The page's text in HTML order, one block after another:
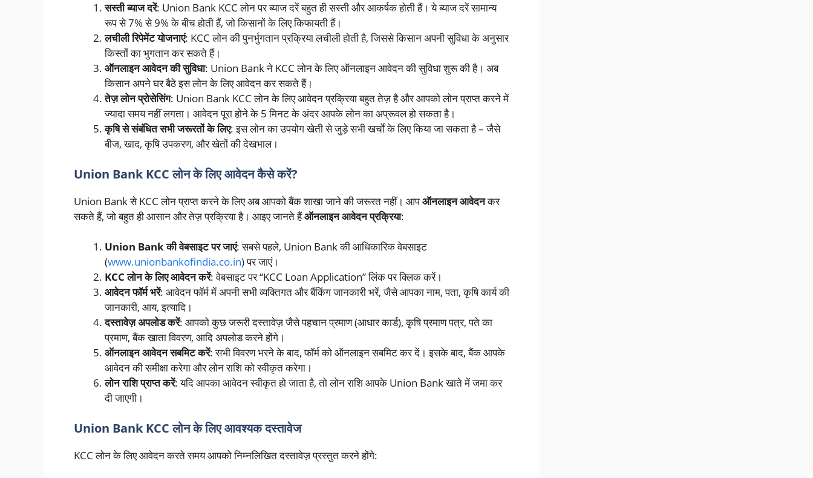
सस्ती ब्याज दरें: Union Bank KCC लोन पर ब्याज दरें बहुत ही सस्ती और आकर्षक होती हैं। ये ब्याज दरें सामान्य
रूप से 7% से 9% के बीच होती हैं, जो किसानों के लिए किफायती हैं।
लचीली रिपेमेंट योजनाएं: KCC लोन की पुनर्भुगतान प्रक्रिया लचीली होती है, जिससे किसान अपनी सुविधा के अनुसार
किस्तों का भुगतान कर सकते हैं।
ऑनलाइन आवेदन की सुविधा: Union Bank ने KCC लोन के लिए ऑनलाइन आवेदन की सुविधा शुरू की है। अब
किसान अपने घर बैठे इस लोन के लिए आवेदन कर सकते हैं।
तेज़ लोन प्रोसेसिंग: Union Bank KCC लोन के लिए आवेदन प्रक्रिया बहुत तेज़ है और आपको लोन प्राप्त करने में
ज्यादा समय नहीं लगता। आवेदन पूरा होने के 5 मिनट के अंदर आपके लोन का अप्रूवल हो सकता है।
कृषि से संबंधित सभी जरूरतों के लिए: इस लोन का उपयोग खेती से जुड़े सभी खर्चों के लिए किया जा सकता है – जैसे
बीज, खाद, कृषि उपकरण, और खेतों की देखभाल।
Union Bank KCC लोन के लिए आवेदन कैसे करें?
Union Bank से KCC लोन प्राप्त करने के लिए अब आपको बैंक शाखा जाने की जरूरत नहीं। आपऑनलाइन आवेदनकर
सकते हैं, जो बहुत ही आसान और तेज़ प्रक्रिया है। आइए जानते हैंऑनलाइन आवेदन प्रक्रिया:
Union Bank की वेबसाइट पर जाएं: सबसे पहले, Union Bank की आधिकारिक वेबसाइट
(www.unionbankofindia.co.in) पर जाएं।
KCC लोन के लिए आवेदन करें: वेबसाइट पर “KCC Loan Application” लिंक पर क्लिक करें।
आवेदन फॉर्म भरें: आवेदन फॉर्म में अपनी सभी व्यक्तिगत और बैंकिंग जानकारी भरें, जैसे आपका नाम, पता, कृषि कार्य की
जानकारी, आय, इत्यादि।
दस्तावेज़ अपलोड करें: आपको कुछ जरूरी दस्तावेज़ जैसे पहचान प्रमाण (आधार कार्ड), कृषि प्रमाण पत्र, पते का
प्रमाण, बैंक खाता विवरण, आदि अपलोड करने होंगे।
ऑनलाइन आवेदन सबमिट करें: सभी विवरण भरने के बाद, फॉर्म को ऑनलाइन सबमिट कर दें। इसके बाद, बैंक आपके
आवेदन की समीक्षा करेगा और लोन राशि को स्वीकृत करेगा।
लोन राशि प्राप्त करें: यदि आपका आवेदन स्वीकृत हो जाता है, तो लोन राशि आपके Union Bank खाते में जमा कर
दी जाएगी।
Union Bank KCC लोन के लिए आवश्यक दस्तावेज
KCC लोन के लिए आवेदन करते समय आपको निम्नलिखित दस्तावेज़ प्रस्तुत करने होंगे: